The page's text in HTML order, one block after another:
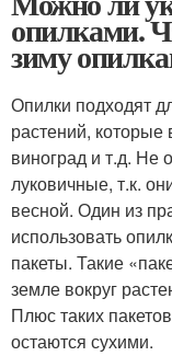
опилками.
зиму
Опилки подходят
растений,
виноград и т.д. Не
луковичные, т.к.
весной. Один из
использовать
пакеты. Такие
земле вокруг
Плюс таких
остаются сухими.